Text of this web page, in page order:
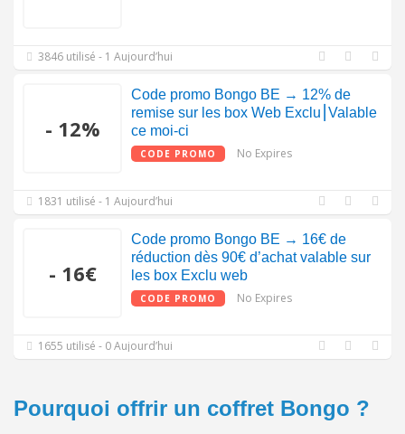
3846 utilisé - 1 Aujourd’hui
- 12%
Code promo Bongo BE → 12% de
remise sur les box Web Exclu⎮Valable
ce moi-ci
CODE PROMO No Expires
1831 utilisé - 1 Aujourd’hui
- 16€
Code promo Bongo BE → 16€ de
réduction dès 90€ d’achat valable sur
les box Exclu web
CODE PROMO No Expires
1655 utilisé - 0 Aujourd’hui
Pourquoi offrir un coffret Bongo ?